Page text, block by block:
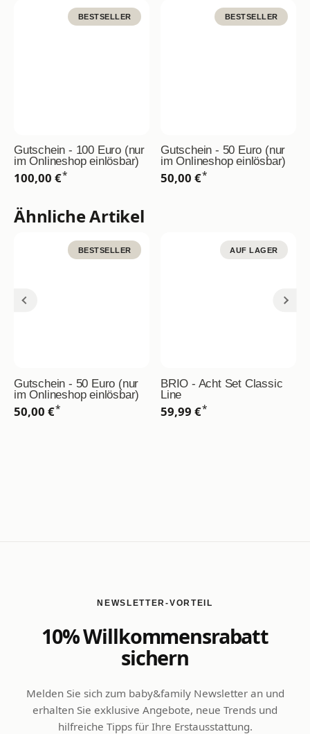
BESTSELLER
Gutschein - 100 Euro (nur
im Onlineshop einlösbar)
100,00 €*
BESTSELLER
Gutschein - 50 Euro (nur
im Onlineshop einlösbar)
50,00 €*
Ähnliche Artikel
BESTSELLER
Gutschein - 50 Euro (nur
im Onlineshop einlösbar)
50,00 €*
AUF LAGER
BRIO - Acht Set Classic
Line
59,99 €*
NEWSLETTER-VORTEIL
10% Willkommensrabatt
sichern
Melden Sie sich zum baby&family Newsletter an und
erhalten Sie exklusive Angebote, neue Trends und
hilfreiche Tipps für Ihre Erstausstattung.